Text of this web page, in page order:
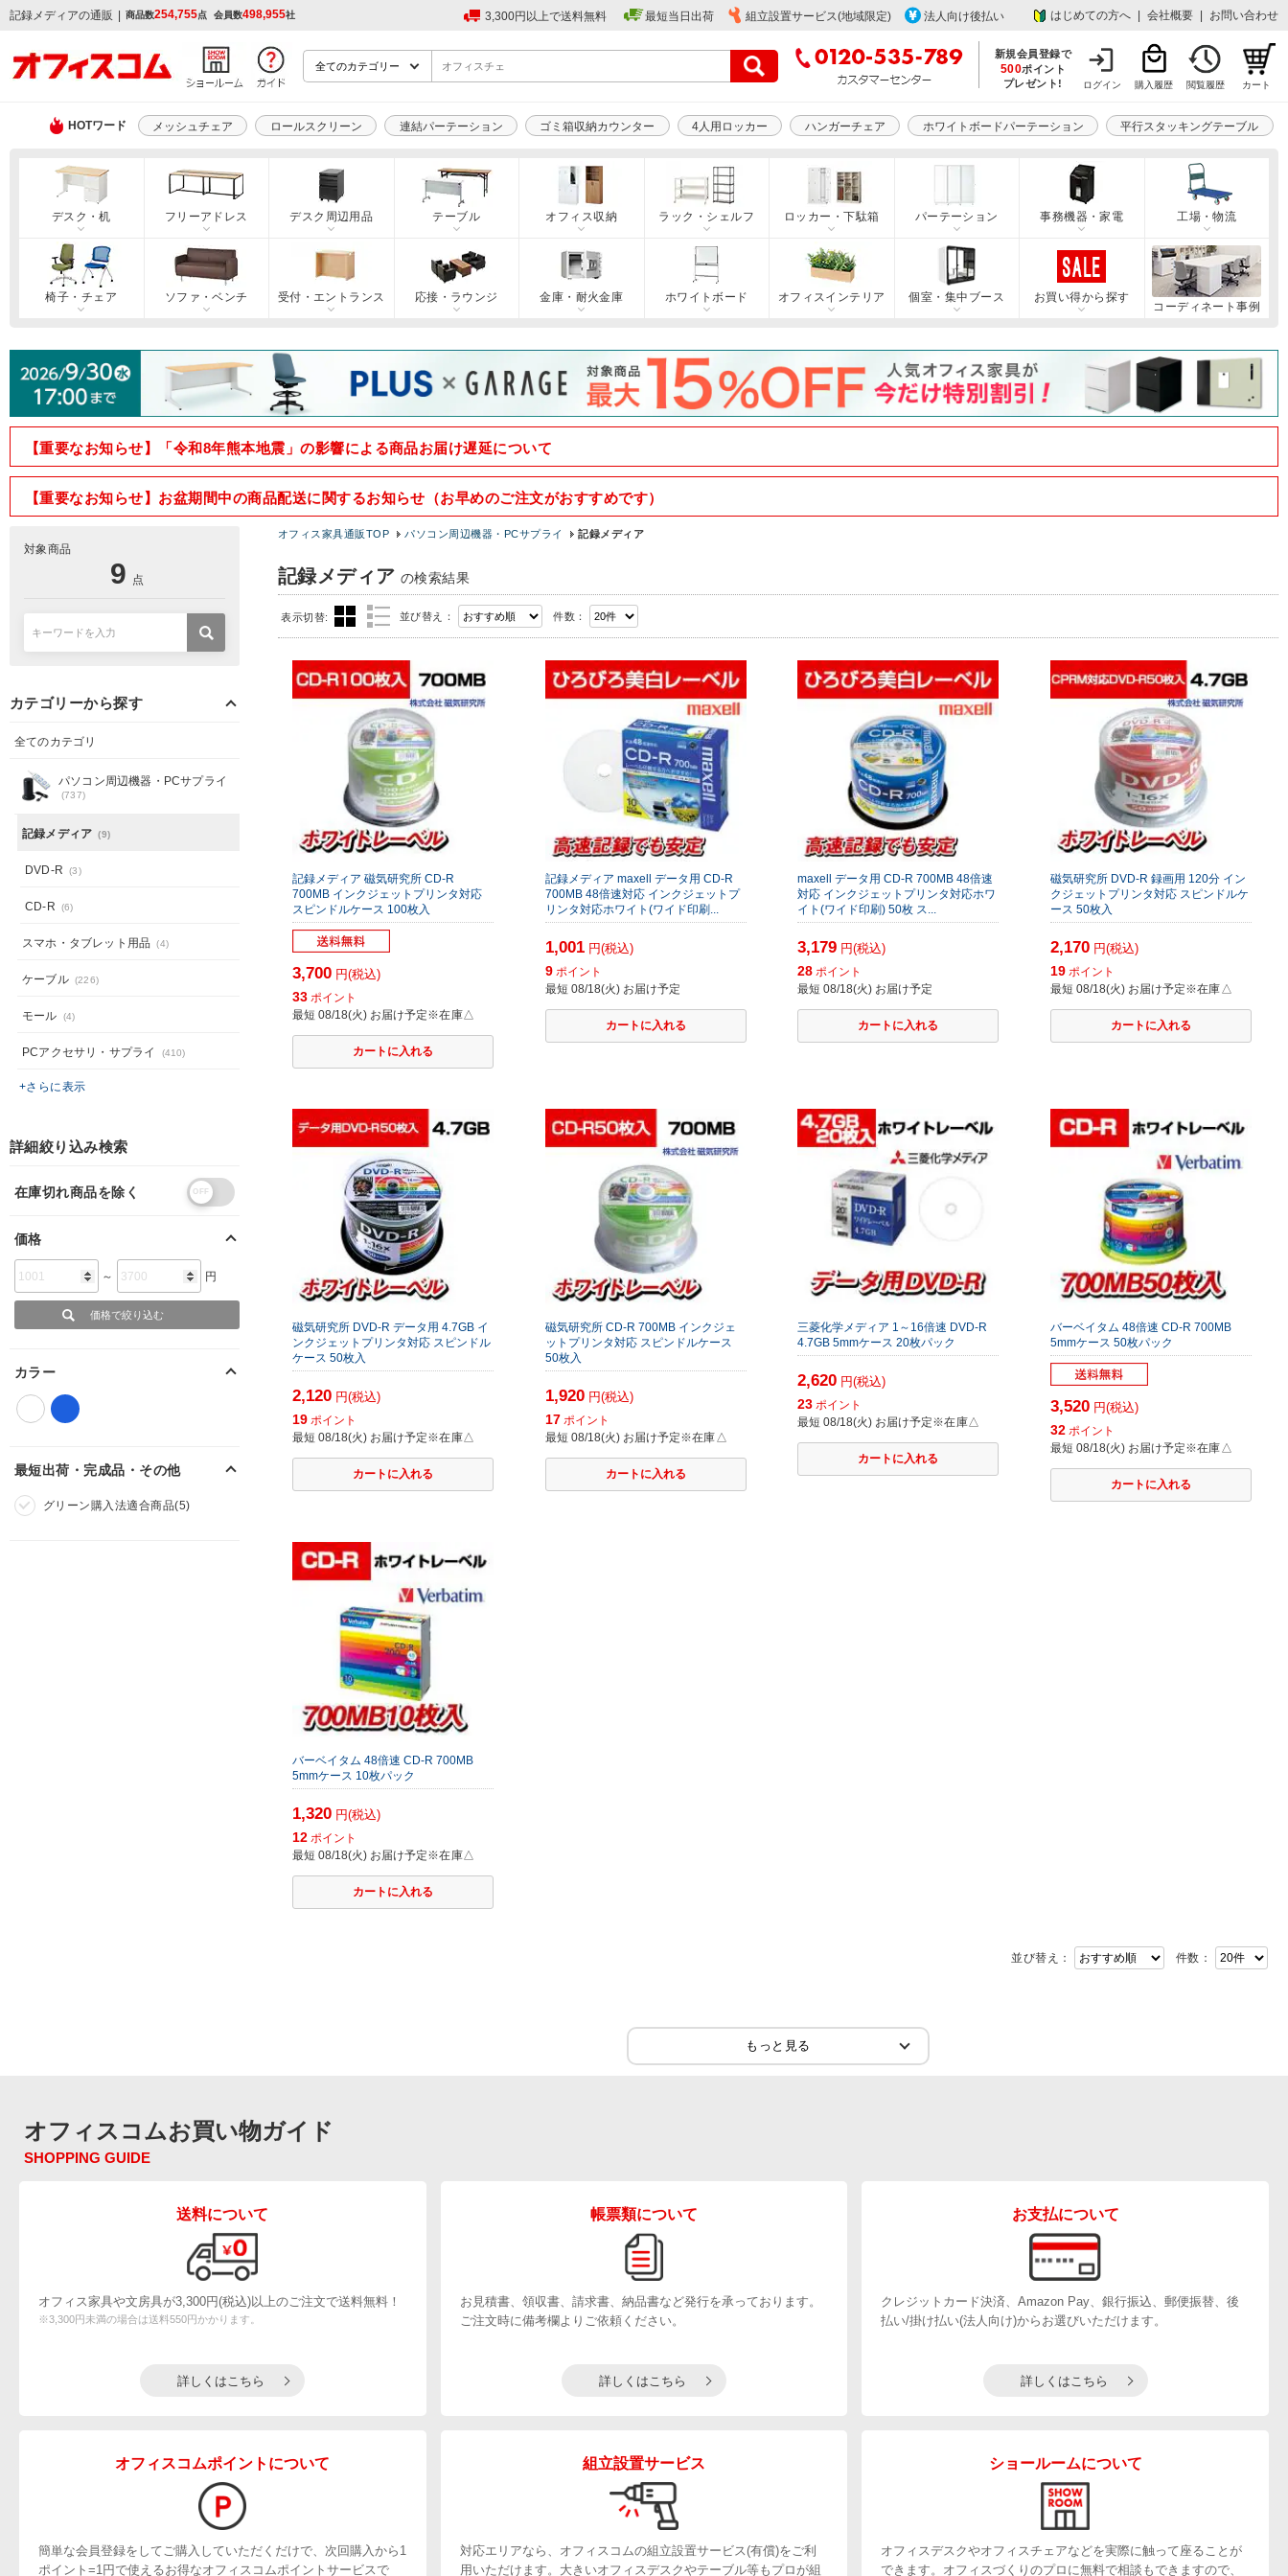
記録メディアの通販 | 商品数254,755点 会員数498,955社 3,300円以上で送料無料 最短当日出荷 組立設置サービス(地域限定) 法人向け後払い はじめての方へ 会社概要 お問い合わせ
新規会員登録で
500ポイント
プレゼント!
ログイン 購入履歴 閲覧履歴 カート
HOTワード メッシュチェア ロールスクリーン 連結パーテーション ゴミ箱収納カウンター 4人用ロッカー ハンガーチェア ホワイトボードパーテーション 平行スタッキングテーブル
デスク・机 フリーアドレス デスク周辺用品 テーブル オフィス収納 ラック・シェルフ ロッカー・下駄箱 パーテーション 事務機器・家電 工場・物流
椅子・チェア ソファ・ベンチ 受付・エントランス 応接・ラウンジ 金庫・耐火金庫 ホワイトボード オフィスインテリア 個室・集中ブース
お買い得から探す
コーディネート事例
【重要なお知らせ】「令和8年熊本地震」の影響による商品お届け遅延について
【重要なお知らせ】お盆期間中の商品配送に関するお知らせ（お早めのご注文がおすすめです）
オフィス家具通販TOP パソコン周辺機器・PCサプライ 記録メディア
記録メディア の検索結果
並び替え： 件数：
表示切替:
記録メディア 磁気研究所 CD-R
700MB インクジェットプリンタ対応
スピンドルケース 100枚入
3,700 円(税込)
33 ポイント
最短 08/18(火) お届け予定※在庫△
記録メディア maxell データ用 CD-R
700MB 48倍速対応 インクジェットプ
リンタ対応ホワイト(ワイド印刷...
1,001円(税込)
9 ポイント
最短 08/18(火) お届け予定
maxell データ用 CD-R 700MB 48倍速
対応 インクジェットプリンタ対応ホワ
イト(ワイド印刷) 50枚 ス...
3,179 円(税込)
28 ポイント
最短 08/18(火) お届け予定
磁気研究所 DVD-R 録画用 120分 イン
クジェットプリンタ対応 スピンドルケ
ース 50枚入
2,170円(税込)
19 ポイント
最短 08/18(火) お届け予定※在庫△
磁気研究所 DVD-R データ用 4.7GB イ
ンクジェットプリンタ対応 スピンドル
ケース 50枚入
2,120 円(税込)
19 ポイント
最短 08/18(火) お届け予定※在庫△
磁気研究所 CD-R 700MB インクジェ
ットプリンタ対応 スピンドルケース
50枚入
1,920円(税込)
17 ポイント
最短 08/18(火) お届け予定※在庫△
三菱化学メディア 1～16倍速 DVD-R
4.7GB 5mmケース 20枚パック
2,620 円(税込)
23 ポイント
最短 08/18(火) お届け予定※在庫△
バーベイタム 48倍速 CD-R 700MB
5mmケース 50枚パック
3,520円(税込)
32 ポイント
最短 08/18(火) お届け予定※在庫△
バーベイタム 48倍速 CD-R 700MB
5mmケース 10枚パック
1,320 円(税込)
12 ポイント
最短 08/18(火) お届け予定※在庫△
並び替え： 件数：
対象商品
9 点
カテゴリーから探す
全てのカテゴリ
パソコン周辺機器・PCサプライ
(737)
記録メディア (9)
DVD-R (3)
CD-R (6)
スマホ・タブレット用品 (4)
ケーブル (226)
モール (4)
PCアクセサリ・サプライ (410)
+さらに表示
詳細絞り込み検索
在庫切れ商品を除く
価格
～ 円
カラー
最短出荷・完成品・その他
グリーン購入法適合商品(5)
オフィスコムお買い物ガイド
SHOPPING GUIDE
送料について
オフィス家具や文房具が3,300円(税込)以上のご注文で送料無料！
※3,300円未満の場合は送料550円かかります。
詳しくはこちら
帳票類について
お見積書、領収書、請求書、納品書など発行を承っております。
ご注文時に備考欄よりご依頼ください。
詳しくはこちら
お支払について
クレジットカード決済、Amazon Pay、銀行振込、郵便振替、後
払い/掛け払い(法人向け)からお選びいただけます。
詳しくはこちら
オフィスコムポイントについて
簡単な会員登録をしてご購入していただくだけで、次回購入から1
ポイント=1円で使えるお得なオフィスコムポイントサービスで
組立設置サービス
対応エリアなら、オフィスコムの組立設置サービス(有償)をご利
用いただけます。大きいオフィスデスクやテーブル等もプロが組
ショールームについて
オフィスデスクやオフィスチェアなどを実際に触って座ることが
できます。オフィスづくりのプロに無料で相談もできますので、